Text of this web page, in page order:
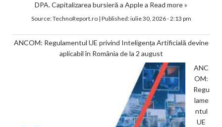
DPA. Capitalizarea bursieră a Apple a Read more »
Source:TechnoReport.ro| Published:iulie 30, 2026 - 2:13 pm
ANCOM: Regulamentul UE privind Inteligența Artificială devine
aplicabil în România de la 2 august
ANC
OM:
Regu
lame
ntul
UE